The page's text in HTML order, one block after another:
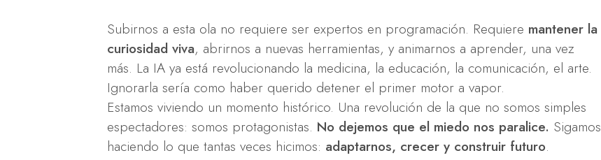
Subirnos a esta ola no requiere ser expertos en programación. Requiere mantener la
curiosidad viva, abrirnos a nuevas herramientas, y animarnos a aprender, una vez
más. La IA ya está revolucionando la medicina, la educación, la comunicación, el arte.
Ignorarla sería como haber querido detener el primer motor a vapor.
Estamos viviendo un momento histórico. Una revolución de la que no somos simples
espectadores: somos protagonistas. No dejemos que el miedo nos paralice. Sigamos
haciendo lo que tantas veces hicimos: adaptarnos, crecer y construir futuro.